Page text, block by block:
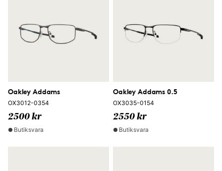
Oakley Addams
OX3012-0354
2500 kr
Butiksvara
Oakley Addams 0.5
OX3035-0154
2550 kr
Butiksvara